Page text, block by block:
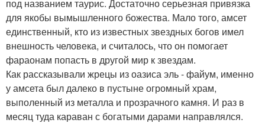
под названием таурис. Достаточно серьезная привязка
для якобы вымышленного божества. Мало того, амсет
единственный, кто из известных звездных богов имел
внешность человека, и считалось, что он помогает
фараонам попасть в другой мир к звездам.
Как рассказывали жрецы из оазиса эль - файум, именно
у амсета был далеко в пустыне огромный храм,
выполенный из металла и прозрачного камня. И раз в
месяц туда караван с богатыми дарами направлялся.